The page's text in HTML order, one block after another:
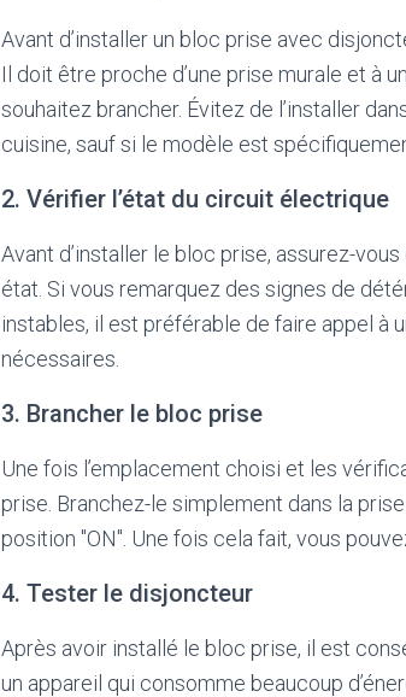
Avant d’installer un bloc prise avec
Il doit être proche d’une prise murale et à
souhaitez brancher. Évitez de l’installer
cuisine, sauf si le modèle est
2. Vérifier l’état du circuit électrique
Avant d’installer le bloc prise, assurez-
état. Si vous remarquez des signes de
instables, il est préférable de faire appel
nécessaires.
3. Brancher le bloc prise
Une fois l’emplacement choisi et les
prise. Branchez-le simplement dans la
position "ON". Une fois cela fait, vous
4. Tester le disjoncteur
Après avoir installé le bloc prise, il est
un appareil qui consomme beaucoup